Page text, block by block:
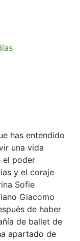
has entendido
una vida
el poder
y el coraje
Sofie
Giacomo
de haber
de ballet de
apartado de